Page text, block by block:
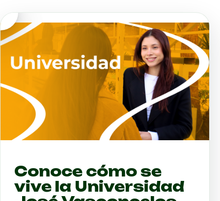
Aquí lavida estudiantil
también impulsa
confianza, pertenencia y
crecimiento
La experiencia en José Vasconcelos se vive dentro y
fuera del aula: en comunidad, actividades y momentos
que fortalecen cada etapa.